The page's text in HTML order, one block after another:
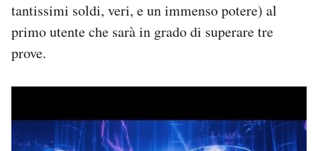
tantissimi soldi, veri, e un immenso potere) al
primo utente che sarà in grado di superare tre
prove.